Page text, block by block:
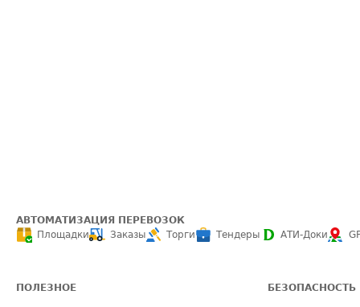
АВТОМАТИЗАЦИЯ ПЕРЕВОЗОК
Площадки
Заказы Торги Тендеры АТИ-Доки
ПОЛЕЗНОЕ БЕЗОПАСНОСТЬ